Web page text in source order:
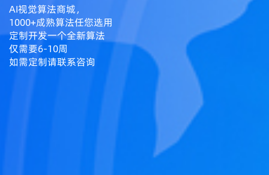
AI视觉算法商城，
1000+成熟算法任您选用
定制开发一个全新算法
仅需要6-10周
如需定制请联系咨询